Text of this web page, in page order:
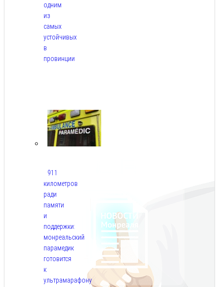
одним
из
самых
устойчивых
в
провинции
911
километров
ради
памяти
и
поддержки:
монреальский
парамедик
готовится
к
ультрамарафону